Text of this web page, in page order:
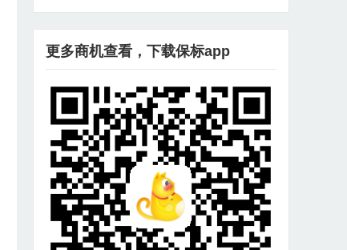
更多商机查看，下载保标app